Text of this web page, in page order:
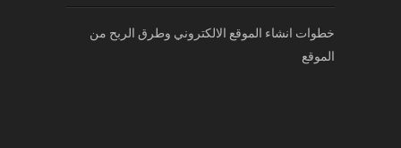
خطوات انشاء الموقع الالكتروني وطرق الربح من
الموقع